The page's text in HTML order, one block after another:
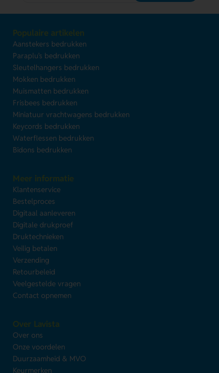
Populaire artikelen
Aanstekers bedrukken
Paraplu's bedrukken
Sleutelhangers bedrukken
Mokken bedrukken
Muismatten bedrukken
Frisbees bedrukken
Miniatuur vrachtwagens bedrukken
Keycords bedrukken
Waterflessen bedrukken
Bidons bedrukken
Meer informatie
Klantenservice
Bestelproces
Digitaal aanleveren
Digitale drukproef
Druktechnieken
Veilig betalen
Verzending
Retourbeleid
Veelgestelde vragen
Contact opnemen
Over Lavista
Over ons
Onze voordelen
Duurzaamheid & MVO
Keurmerken